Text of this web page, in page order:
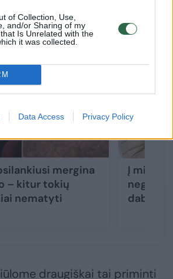
of Collection, Use,
and/or Sharing of my
Is Unrelated with the
it was collected.
Data Access Privacy Policy
mergina
– kitur tokių
nematyti
Į mišką
dabar
draugiškai tai priminti